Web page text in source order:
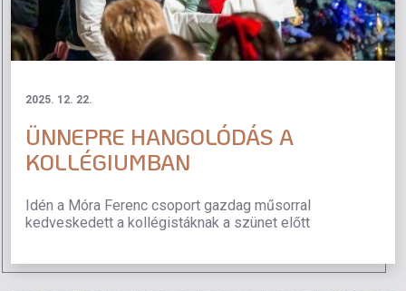
2025. 12. 22.
ÜNNEPRE HANGOLÓDÁS A
KOLLÉGIUMBAN
Idén a Móra Ferenc csoport gazdag műsorral
kedveskedett a kollégistáknak a szünet előtt